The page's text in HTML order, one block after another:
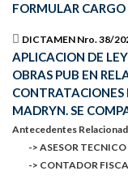
FORMULAR
DICTAMEN Nro. 38/
APLICACION DE
OBRAS PUB EN
MADRYN. SE
Antecedentes
-> ASESOR TECNICO
-> CONTADOR